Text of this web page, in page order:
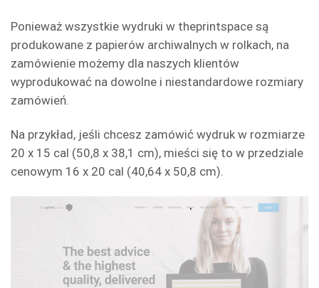
Ponieważ wszystkie wydruki w theprintspace są
produkowane z papierów archiwalnych w rolkach, na
zamówienie możemy dla naszych klientów
wyprodukować na dowolne i niestandardowe rozmiary
zamówień.
Na przykład, jeśli chcesz zamówić wydruk w rozmiarze
20 x 15 cal (50,8 x 38,1 cm), mieści się to w przedziale
cenowym 16 x 20 cal (40,64 x 50,8 cm).